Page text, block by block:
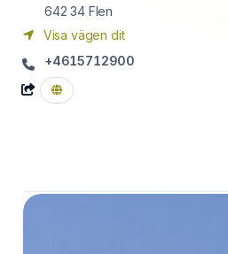
642 34 Flen
Visa vägen dit
+4615712900